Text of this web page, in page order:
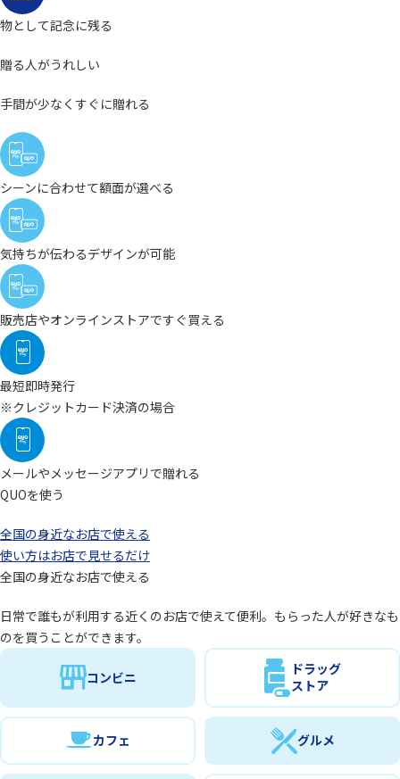
物として記念に残る
贈る人がうれしい
手間が少なくすぐに贈れる
シーンに合わせて額面が選べる
気持ちが伝わるデザインが可能
販売店やオンラインストアですぐ買える
最短即時発行
※クレジットカード決済の場合
メールやメッセージアプリで贈れる
QUOを使う
全国の身近なお店で使える
使い方はお店で見せるだけ
全国の身近なお店で使える
日常で誰もが利用する近くのお店で使えて便利。もらった人が好きなも
のを買うことができます。
コンビニ
ドラッグ
ストア
カフェ グルメ